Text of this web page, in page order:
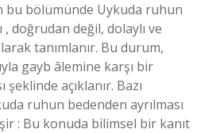
bu bölümünde Uykuda ruhun
, doğrudan değil, dolaylı ve
tanımlanır. Bu durum,
gayb âlemine karşı bir
açıklanır. Bazı
ruhun bedenden ayrılması
: Bu konuda bilimsel bir kanıt